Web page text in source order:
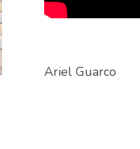
Ariel Guarco